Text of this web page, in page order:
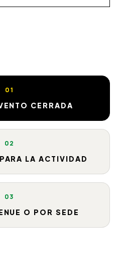
01
CERRADA
02
LA ACTIVIDAD
03
O POR SEDE